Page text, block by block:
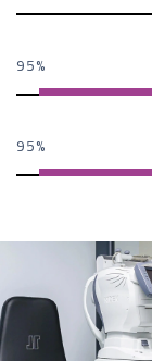
95
95